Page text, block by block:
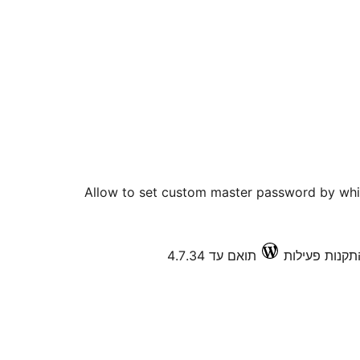
Allow to set custom master password by
תואם עד 4.7.34